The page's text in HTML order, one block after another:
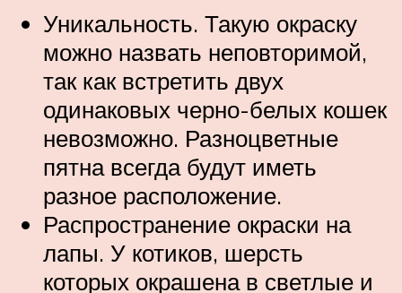
Уникальность. Такую окраску
можно назвать неповторимой,
так как встретить двух
одинаковых черно-белых кошек
невозможно. Разноцветные
пятна всегда будут иметь
разное расположение.
Распространение окраски на
лапы. У котиков, шерсть
которых окрашена в светлые и